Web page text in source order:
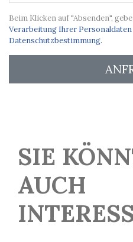
Beim Klicken auf "Absenden",
Verarbeitung Ihrer Personaldaten
Datenschutzbestimmung.
SIE
AUCH